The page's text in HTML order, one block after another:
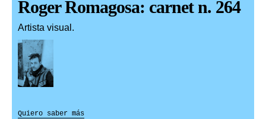
Roger Romagosa: carnet n. 264
Artista visual.
Quiero saber más